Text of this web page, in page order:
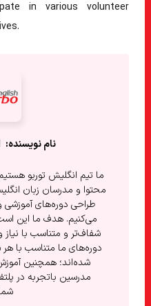
in various volunteer
ما تیم انگلیش توربو
محتوا و مدرسان زبان
طراحی دوره‌های آموزشی و
می‌کنیم. هدف ما این است
شفاف‌تر و متناسب با نیاز
دوره‌های ما متناسب با
شده‌اند؛ همچنین
مدرسین باتجربه در